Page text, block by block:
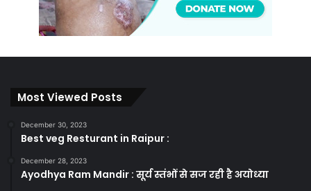
Most Viewed Posts
December 30, 2023
Best veg Resturant in Raipur :
December 28, 2023
Ayodhya Ram Mandir : सूर्य स्तंभों से सज रही है अयोध्या